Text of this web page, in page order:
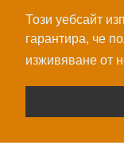
Този уебсайт
гарантира, че
изживяване от
© Всички права